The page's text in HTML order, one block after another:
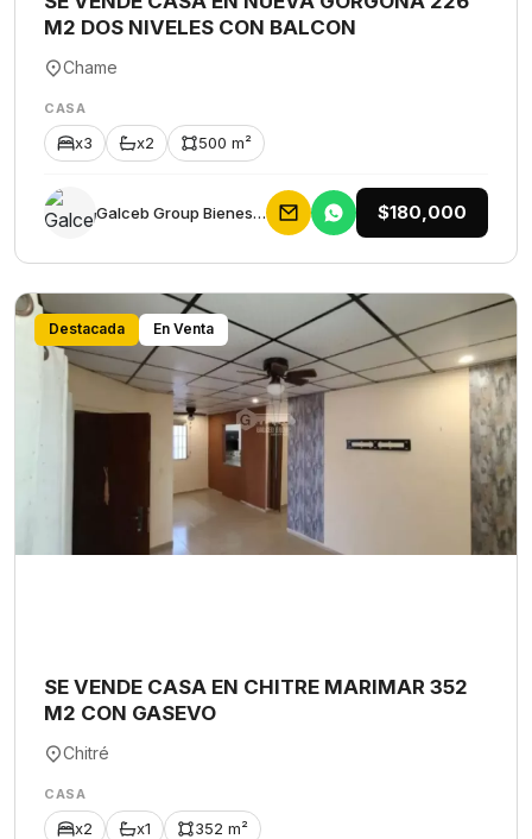
M2 DOS NIVELES CON BALCON
Chame
CASA
x3 x2 500 m²
Galceb Group Bienes Raices $180,000
Destacada En Venta
SE VENDE CASA EN CHITRE MARIMAR 352
M2 CON GASEVO
Chitré
CASA
x2 x1 352 m²